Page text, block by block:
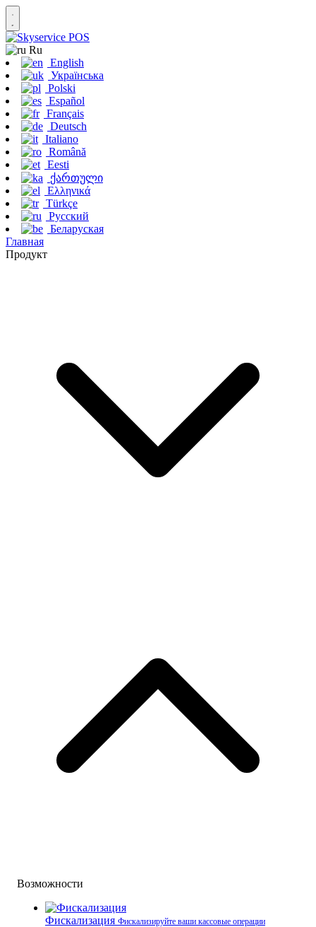
Ru
English
Українська
Polski
Español
Français
Deutsch
Italiano
Română
Eesti
ქართული
Ελληνικά
Türkçe
Русский
Беларуская
Главная
Продукт
Возможности
Фискализация Фискализируйте ваши кассовые операции